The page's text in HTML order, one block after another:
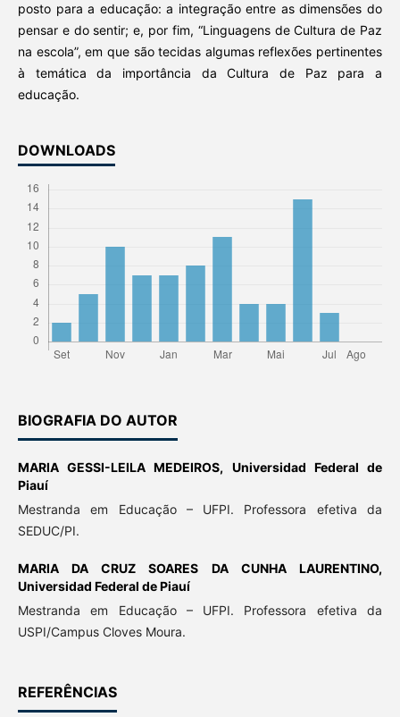
posto para a educação: a integração entre as dimensões do
pensar e do sentir; e, por fim, “Linguagens de Cultura de Paz
na escola”, em que são tecidas algumas reflexões pertinentes
à temática da importância da Cultura de Paz para a
educação.
DOWNLOADS
BIOGRAFIA DO AUTOR
MARIA GESSI-LEILA MEDEIROS, Universidad Federal de
Piauí
Mestranda em Educação – UFPI. Professora efetiva da
SEDUC/PI.
MARIA DA CRUZ SOARES DA CUNHA LAURENTINO,
Universidad Federal de Piauí
Mestranda em Educação – UFPI. Professora efetiva da
USPI/Campus Cloves Moura.
REFERÊNCIAS